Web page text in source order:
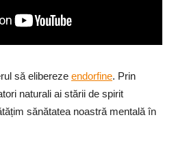
să elibereze endorfine. Prin
naturali ai stării de spirit
sănătatea noastră mentală în